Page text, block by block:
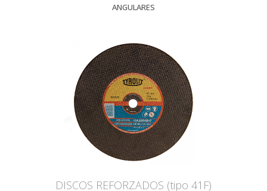
ANGULARES
DISCOS REFORZADOS (tipo 41F)